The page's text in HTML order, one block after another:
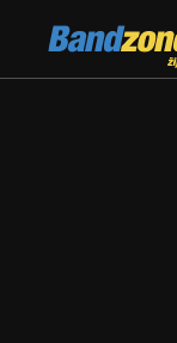
Bandzone.cz
žijeme hudbou